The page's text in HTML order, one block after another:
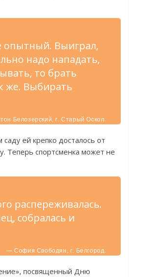
опытный. Выиграл,
надо нападать,
то брать
же. Выбирать
Белозерский, г. Старый Оскол.
ей крепко досталось от
Теперь спортсменка может не
распереживалась.
собралась и
— София Свободян, г. Белгород.
посвященный Дню